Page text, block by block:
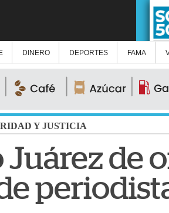
DINERO DEPORTES FAMA
Y JUSTICIA
de